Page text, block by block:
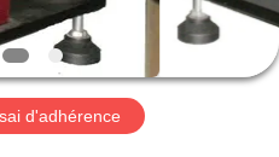
d'adhérence